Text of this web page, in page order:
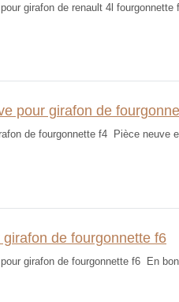
girafon de renault 4l fourgonnette
pour girafon de
de fourgonnette f4 Pièce neuve
de fourgonnette f6
girafon de fourgonnette f6 En